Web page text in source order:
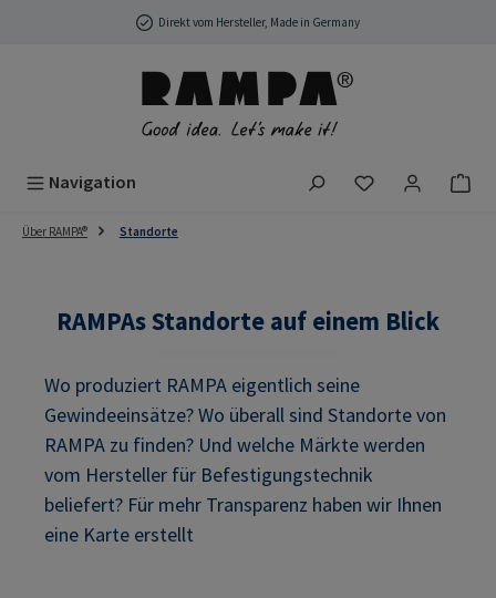
Zum Hauptinhalt springenDirekt vom Hersteller, Made in Germany
Navigation Du hast 0
Über RAMPA® Standorte
RAMPAs Standorte auf einem Blick
Wo produziert RAMPA eigentlich seine
Gewindeeinsätze? Wo überall sind Standorte von
RAMPA zu finden? Und welche Märkte werden
vom Hersteller für Befestigungstechnik
beliefert? Für mehr Transparenz haben wir Ihnen
eine Karte erstellt